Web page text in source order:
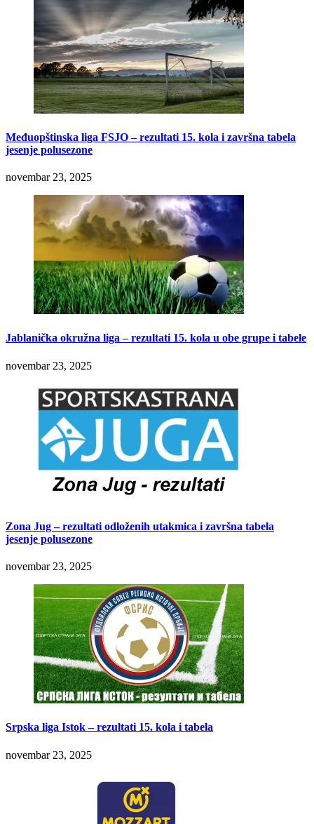
Međuopštinska liga FSJO – rezultati 15. kola i završna tabela
jesenje polusezone
novembar 23, 2025
Jablanička okružna liga – rezultati 15. kola u obe grupe i tabele
novembar 23, 2025
Zona Jug – rezultati odloženih utakmica i završna tabela
jesenje polusezone
novembar 23, 2025
Srpska liga Istok – rezultati 15. kola i tabela
novembar 23, 2025